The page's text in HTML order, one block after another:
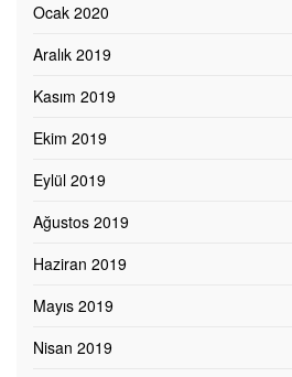
Ocak 2020
Aralık 2019
Kasım 2019
Ekim 2019
Eylül 2019
Ağustos 2019
Haziran 2019
Mayıs 2019
Nisan 2019